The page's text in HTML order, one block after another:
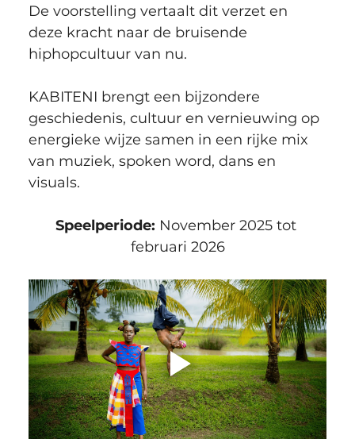
De voorstelling vertaalt dit verzet en
deze kracht naar de bruisende
hiphopcultuur van nu.
KABITENI brengt een bijzondere
geschiedenis, cultuur en vernieuwing op
energieke wijze samen in een rijke mix
van muziek, spoken word, dans en
visuals.
Speelperiode: November 2025 tot
februari 2026